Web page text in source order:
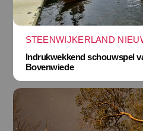
STEENWIJKERLAND
Indrukwekkend schouwspel
Bovenwiede